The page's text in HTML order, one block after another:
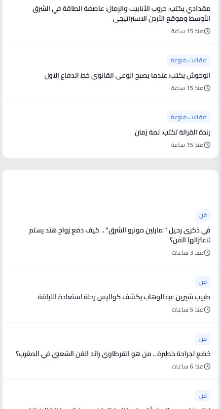
مقدادي يكتب: حروب الأنابيب والرمال: عاصفة الطاقة في الشرق
الأوسط وموقع الأردن الاستراتيجي
منذ 15 ساعة
مقالات منوعة
الوحوش يكتب: عندما يصبح الوعي القانوي خط الدفاع الاول
منذ 15 ساعة
مقالات منوعة
رندة القرالة تكتب: لمة زمان
منذ 15 ساعة
فن
في ذكرى رحيل " مارلين مونرو الشرق" .. كيف دفع زواج هند رستم
لاعتزالها الفن؟
منذ 3 ساعات
فن
طبيب شيرين عبدالوهاب يكشف كواليس رحلة استعادة اللياقة
منذ 5 ساعات
فن
خضع لجراحة خطيرة .. من هو القرطاوي رائد الفن الشعبي في المغرب؟
منذ 6 ساعات
فن